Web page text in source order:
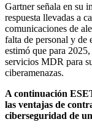
Gartner señala en su
respuesta llevadas a
comunicaciones de
falta de personal y de
estimó que para
servicios MDR para
ciberamenazas.
A continuación
las ventajas de
ciberseguridad de